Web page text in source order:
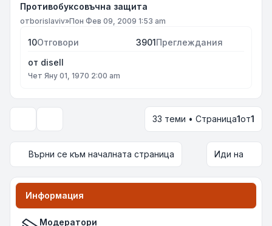
Противобуксовъчна защита
отborislaviv»Пон Фев 09, 2009 1:53 am
10Отговори 3901 Преглеждания
от disell
Чет Яну 01, 1970 2:00 am
Опции за показване и сортиране33 теми • Страница1от1
Върни се към началната страница Иди на
Информация
Модератори